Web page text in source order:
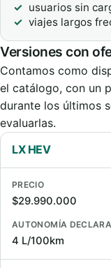
usuarios sin
viajes largos
Versiones con
Contamos como
el catálogo, con un
durante los últimos
evaluarlas.
LX HEV
PRECIO
$29.990.000
AUTONOMÍA
4 L/100km